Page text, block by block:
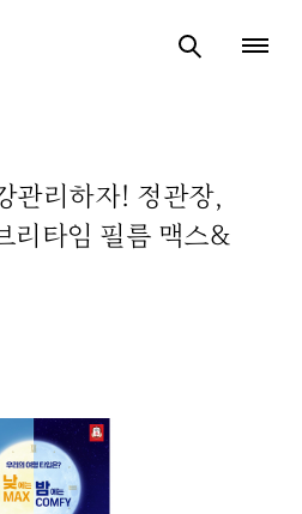
관리하자! 정관장,
리타임 필름 맥스&